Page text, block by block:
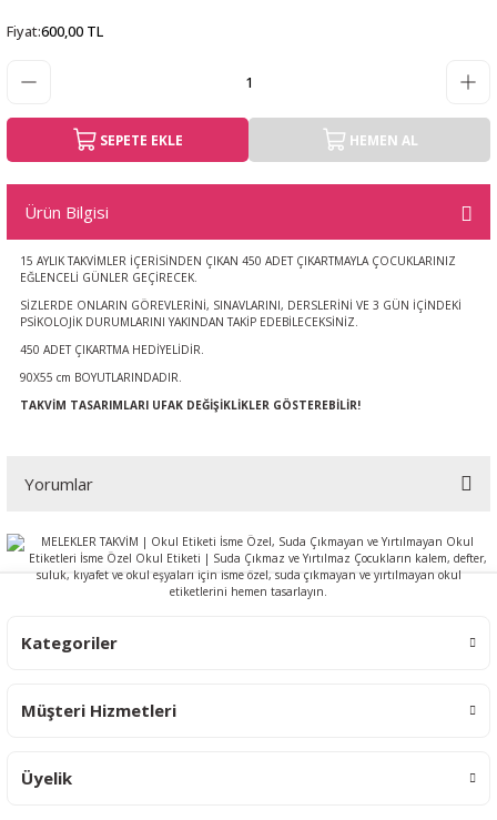
Fiyat:600,00 TL
SEPETE EKLE HEMEN AL
Ürün Bilgisi
15 AYLIK TAKVİMLER İÇERİSİNDEN ÇIKAN 450 ADET ÇIKARTMAYLA ÇOCUKLARINIZ
EĞLENCELİ GÜNLER GEÇİRECEK.
SİZLERDE ONLARIN GÖREVLERİNİ, SINAVLARINI, DERSLERİNİ VE 3 GÜN İÇİNDEKİ
PSİKOLOJİK DURUMLARINI YAKINDAN TAKİP EDEBİLECEKSİNİZ.
450 ADET ÇIKARTMA HEDİYELİDİR.
90X55 cm BOYUTLARINDADIR.
TAKVİM TASARIMLARI UFAK DEĞİŞİKLİKLER GÖSTEREBİLİR!
Yorumlar
Bu ürüne ilk yorumu siz yapın!
Kategoriler
Müşteri Hizmetleri
Üyelik